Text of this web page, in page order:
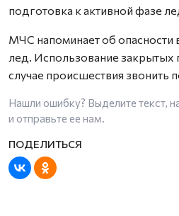
подготовка к активной фазе
МЧС напоминает об опасности
лед. Использование
случае происшествия звонить
Нашли ошибку? Выделите текст,
и отправьте ее нам.